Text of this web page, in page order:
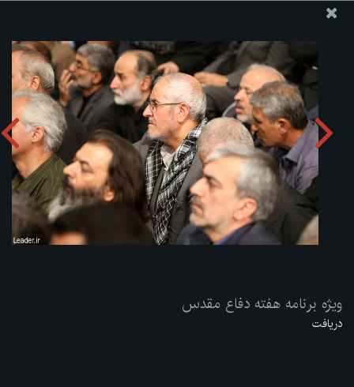
ارسال نامه
وجوهات
ویژه برنامه هفته دفاع مقدس دریافت آلبوم:zip
ویژه برنامه هفته دفاع مقدس
دریافت